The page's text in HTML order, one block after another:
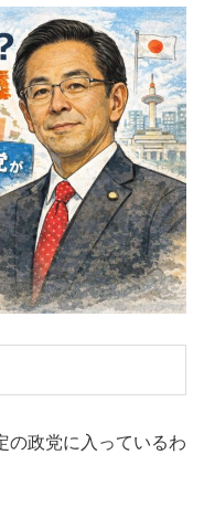
の政党に入っているわ